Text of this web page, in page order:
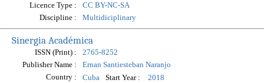
Licence Type :
CC BY-NC-SA
Discipline :
Multidiciplinary
Sinergia Académica
ISSN (Print) :
2765-8252
Publisher Name :
Ernan Santiesteban Naranjo
Country :
Cuba Start Year :
2018